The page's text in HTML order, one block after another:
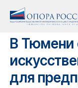
В Тюмени
для